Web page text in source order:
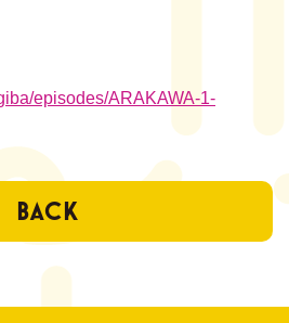
episodes/ARAKAWA-1-
BACK